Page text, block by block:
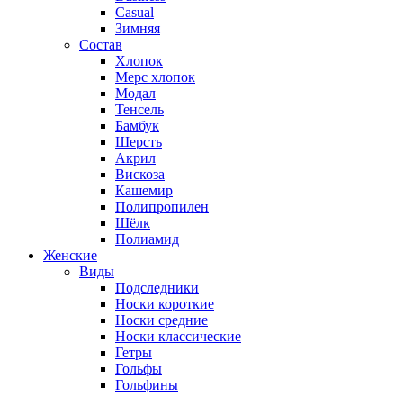
Casual
Зимняя
Состав
Хлопок
Мерс хлопок
Модал
Тенсель
Бамбук
Шерсть
Акрил
Вискоза
Кашемир
Полипропилен
Шёлк
Полиамид
Женские
Виды
Подследники
Носки короткие
Носки средние
Носки классические
Гетры
Гольфы
Гольфины